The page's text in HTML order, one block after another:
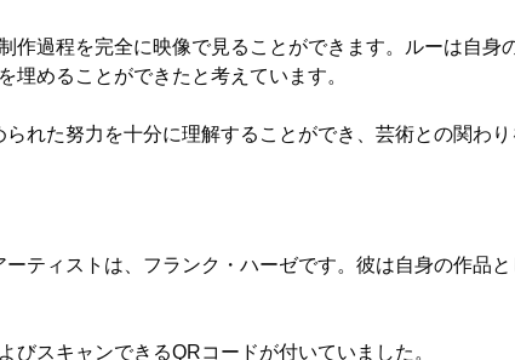
作過程を完全に映像で見ることができます。ルーは自身
埋めることができたと考えています。
れた努力を十分に理解することができ、芸術との関わ
ティストは、フランク・ハーゼです。彼は自身の作品
スキャンできるQRコードが付いていました。